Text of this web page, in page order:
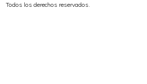
Todos los derechos reservados.